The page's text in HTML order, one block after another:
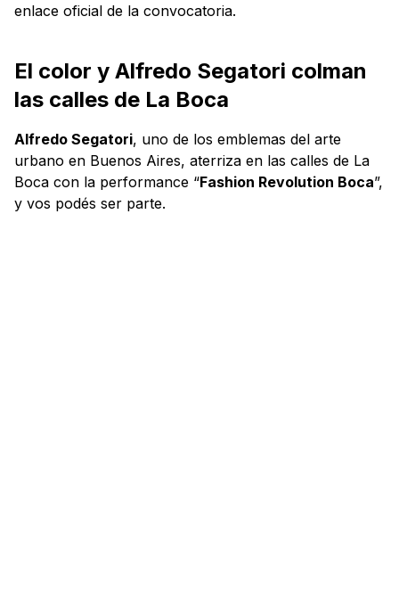
enlace oficial de la convocatoria.
El color y Alfredo Segatori colman
las calles de La Boca
Alfredo Segatori, uno de los emblemas del arte
urbano en Buenos Aires, aterriza en las calles de La
Boca con la performance “Fashion Revolution Boca”,
y vos podés ser parte.